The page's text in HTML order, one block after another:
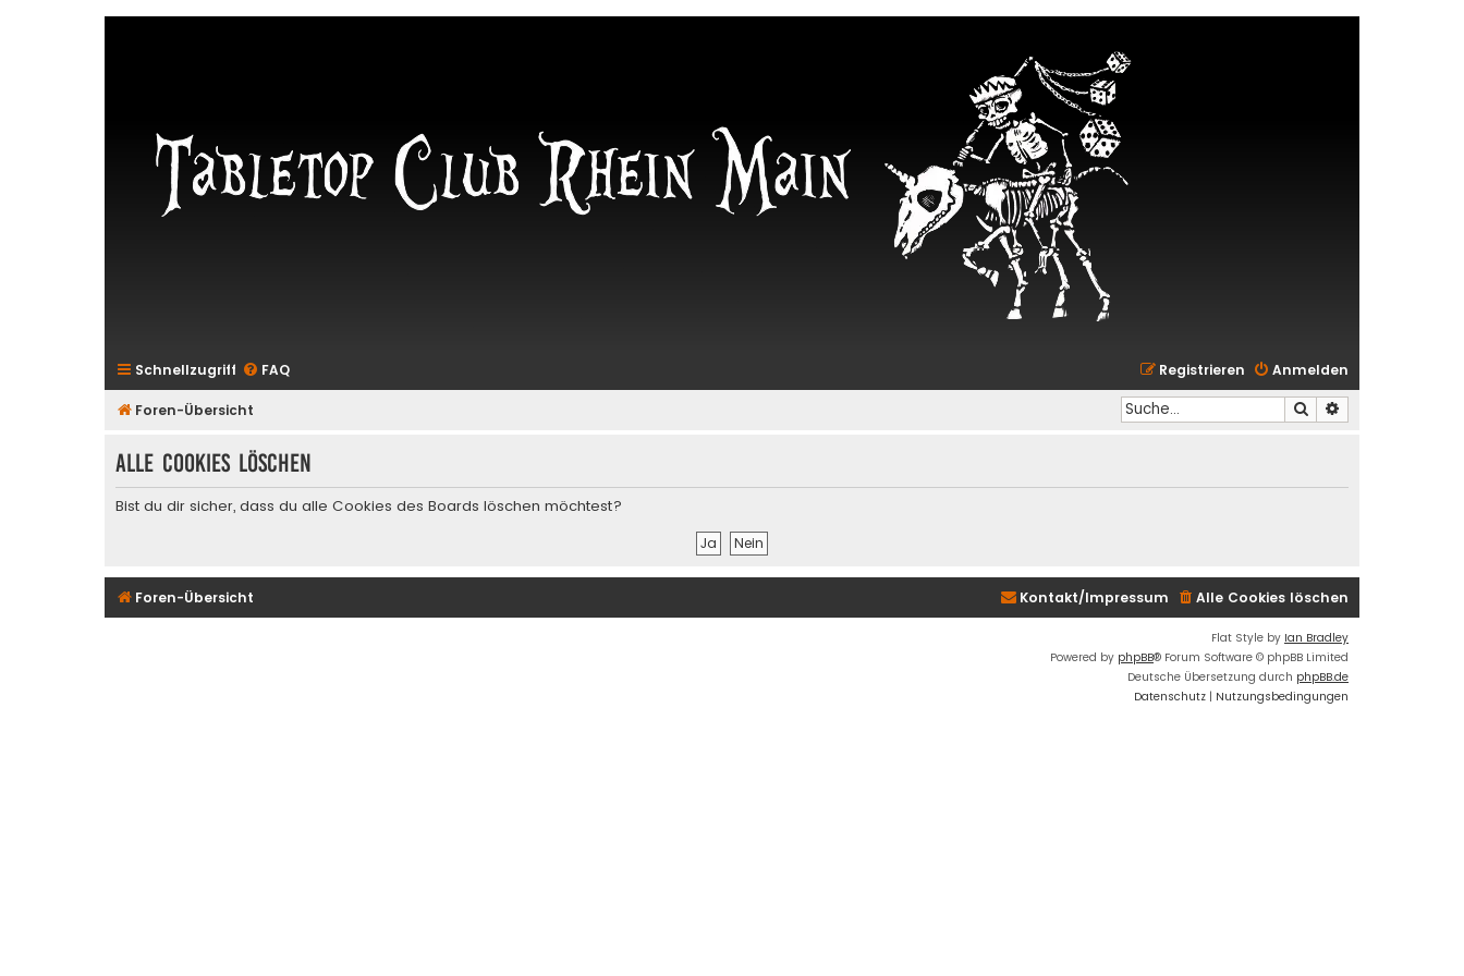
Schnellzugriff FAQ Anmelden
Registrieren
Foren-Übersicht Suche
Alle Cookies löschen
Bist du dir sicher, dass du alle Cookies des Boards löschen möchtest?
Foren-Übersicht Alle Cookies löschen
Kontakt/Impressum
Flat Style by Ian Bradley
Powered by phpBB® Forum Software © phpBB Limited
Deutsche Übersetzung durch phpBB.de
Datenschutz | Nutzungsbedingungen